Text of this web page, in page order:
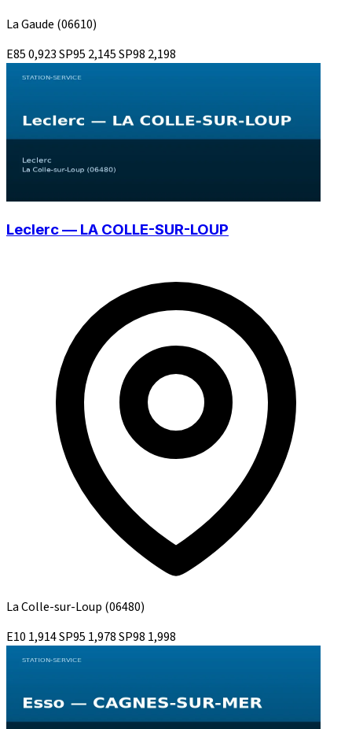
La Gaude (06610)
E850,923SP95 2,145SP98 2,198
Leclerc — LA COLLE-SUR-LOUP
La Colle-sur-Loup (06480)
E10 1,914SP95 1,978SP98 1,998